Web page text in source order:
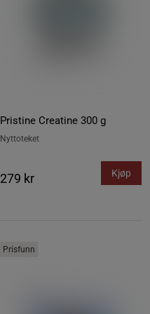
Pristine Creatine 300 g
Nyttoteket
279 kr Kjøp
Prisfunn